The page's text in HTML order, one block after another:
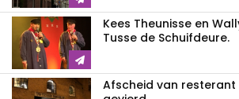
Kees Theunisse en
Tusse de Schuifdeure.
Afscheid van resterant